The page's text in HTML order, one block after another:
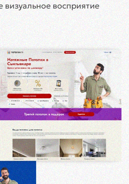
визуальное восприятие